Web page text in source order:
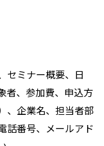
セミナー概要、日
者、参加費、申込方
、企業名、担当者部
話番号、メールアド